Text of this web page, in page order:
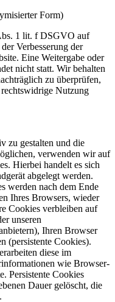
Form)
1 lit. f DSGVO auf
Verbesserung der
Eine Weitergabe oder
nicht statt. Wir behalten
zu überprüfen,
Nutzung
zu gestalten und die
verwenden wir auf
Hierbei handelt es sich
abgelegt werden.
werden nach dem Ende
Ihres Browsers, wieder
Cookies verbleiben auf
unseren
Ihren Browser
(persistente Cookies).
diese im
wie Browser-
Persistente Cookies
Dauer gelöscht, die